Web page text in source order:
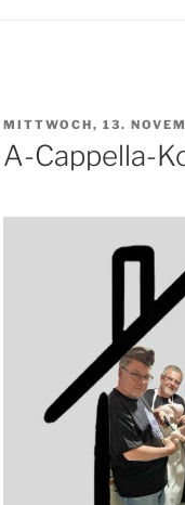
VERÖFFENTLICHT
AM
MITTWOCH, 13.
A-Cappella-